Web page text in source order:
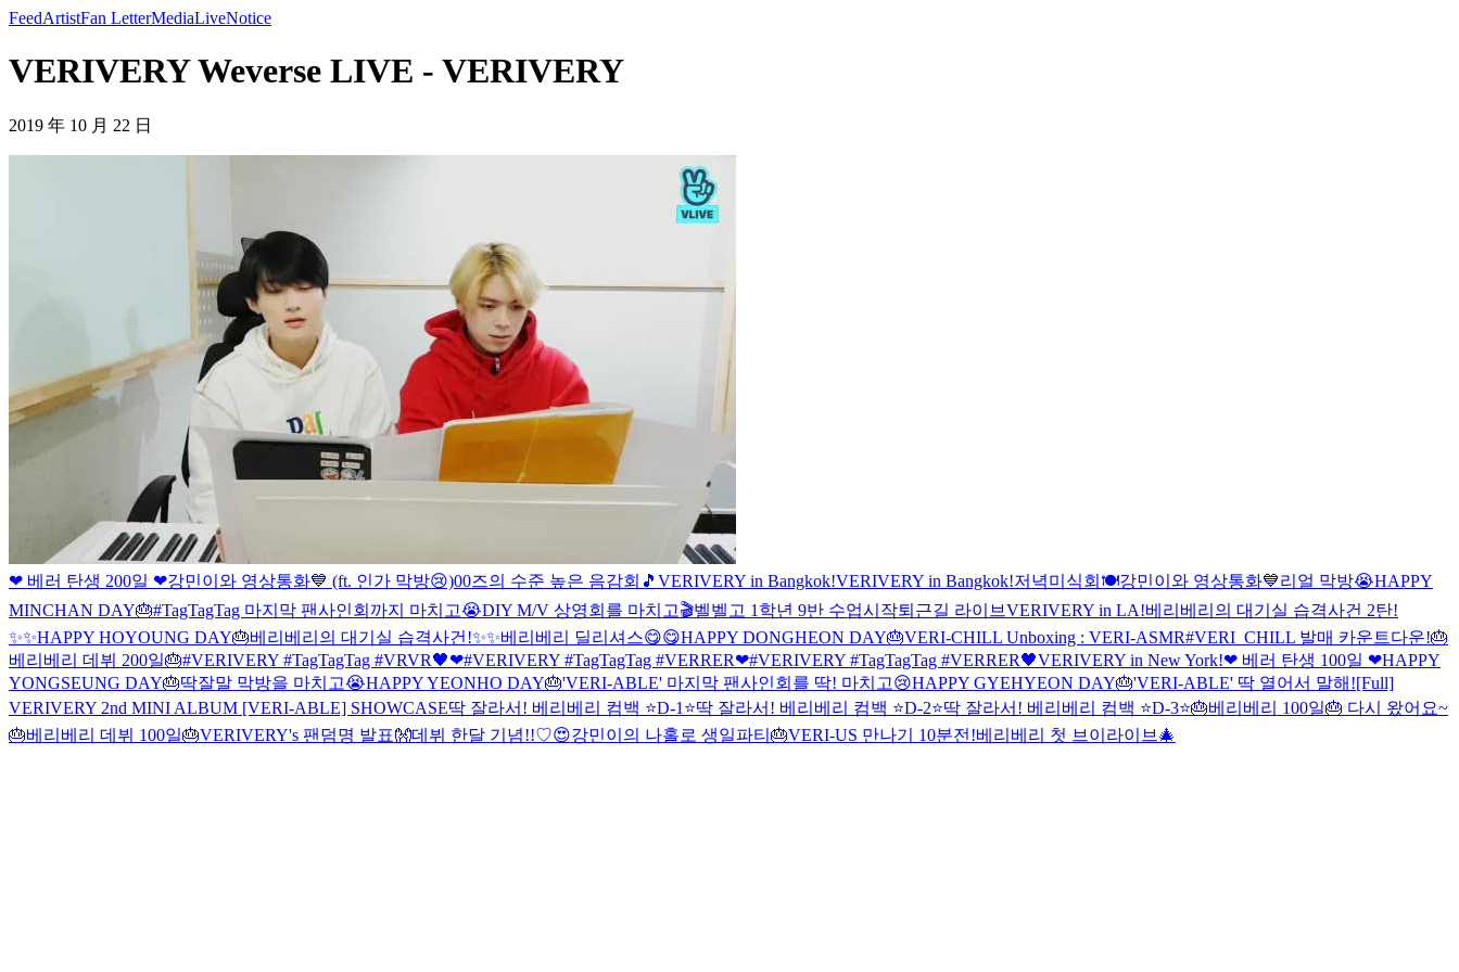
FeedArtistFan LetterMediaLiveNotice
VERIVERY Weverse LIVE - VERIVERY
2019 年 10 月 22 日
❤ 베러 탄생 200일 ❤강민이와 영상통화💙 (ft. 인가 막방😢)00즈의 수준 높은 음감회🎵 VERIVERY in Bangkok!VERIVERY in Bangkok!저녁미식회🍽강민이와 영상통화💙리얼 막방😭HAPPY
MINCHAN DAY🎂#TagTagTag 마지막 팬사인회까지 마치고😭DIY M/V 상영회를 마치고🎬벨벨고 1학년 9반 수업시작퇴근길 라이브VERIVERY in LA!베리베리의 대기실 습격사건 2탄!
✨✨HAPPY HOYOUNG DAY🎂베리베리의 대기실 습격사건!✨✨베리베리 딜리셔스😋😋HAPPY DONGHEON DAY🎂VERI-CHILL Unboxing : VERI-ASMR#VERI_CHILL 발매 카운트다운!🎂
베리베리 데뷔 200일🎂#VERIVERY #TagTagTag #VRVR🖤❤#VERIVERY #TagTagTag #VERRER❤#VERIVERY #TagTagTag #VERRER🖤VERIVERY in New York!❤ 베러 탄생 100일 ❤HAPPY
YONGSEUNG DAY🎂딱잘말 막방을 마치고😭HAPPY YEONHO DAY🎂'VERI-ABLE' 마지막 팬사인회를 딱! 마치고😢HAPPY GYEHYEON DAY🎂'VERI-ABLE' 딱 열어서 말해![Full]
VERIVERY 2nd MINI ALBUM [VERI-ABLE] SHOWCASE딱 잘라서! 베리베리 컴백 ⭐D-1⭐딱 잘라서! 베리베리 컴백 ⭐D-2⭐딱 잘라서! 베리베리 컴백 ⭐D-3⭐🎂베리베리 100일🎂 다시 왔어요~
🎂베리베리 데뷔 100일🎂VERIVERY's 팬덤명 발표👐데뷔 한달 기념!!♡😍강민이의 나홀로 생일파티🎂VERI-US 만나기 10분전!베리베리 첫 브이라이브🎄